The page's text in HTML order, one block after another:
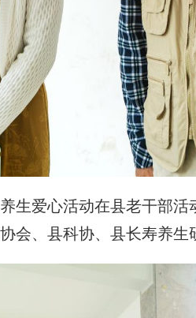
生爱心活动在县老干部
会、县科协、县长寿养